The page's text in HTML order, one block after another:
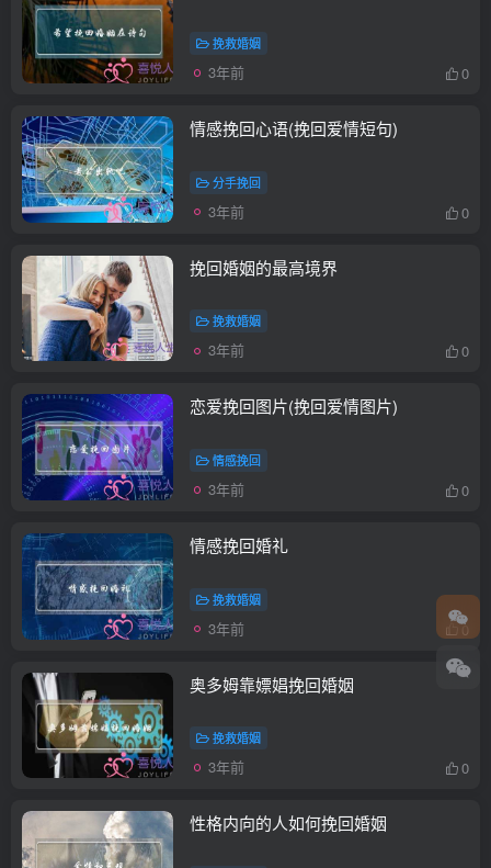
挽救婚姻
3年前 0
情感挽回心语(挽回爱情短句)
分手挽回
3年前 0
挽回婚姻的最高境界
挽救婚姻
3年前 0
恋爱挽回图片(挽回爱情图片)
情感挽回
3年前 0
情感挽回婚礼
挽救婚姻
3年前 0
奥多姆靠嫖娼挽回婚姻
挽救婚姻
3年前 0
性格内向的人如何挽回婚姻